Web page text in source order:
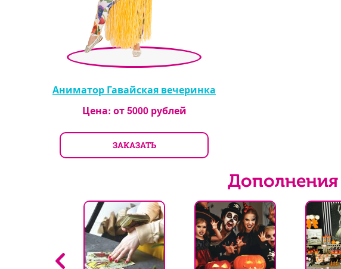
Аниматор Гавайская вечеринка
Цена: от5000рублей
ЗАКАЗАТЬ